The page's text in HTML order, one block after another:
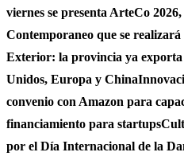
viernes se presenta ArteCo
Contemporaneo que se
Exterior: la provincia ya
Unidos, Europa y China
convenio con Amazon para
financiamiento para startups
por el Día Internacional de la